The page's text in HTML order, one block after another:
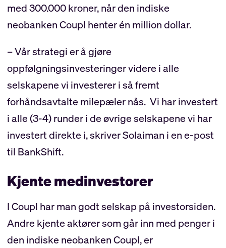
med 300.000 kroner, når den indiske
neobanken Coupl henter én million dollar.
– Vår strategi er å gjøre
oppfølgningsinvesteringer videre i alle
selskapene vi investerer i så fremt
forhåndsavtalte milepæler nås. Vi har investert
i alle (3-4) runder i de øvrige selskapene vi har
investert direkte i, skriver Solaiman i en e-post
til BankShift.
Kjente medinvestorer
I Coupl har man godt selskap på investorsiden.
Andre kjente aktører som går inn med penger i
den indiske neobanken Coupl, er